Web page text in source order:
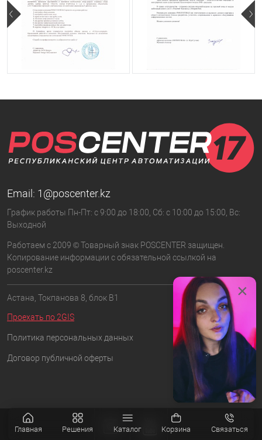
Email: 1@poscenter.kz
График работы Пн-Пт: с 9:00 до 18:00, Сб: с 10:00 до 15:00, Вс:
Выходной
Работаем с 2009 © Товарный знак POSCENTER защищен.
Копирование информации с обязательной ссылкой на
poscenter.kz
Астана, Токпанова 8, блок B1
Проехать по 2GIS
Политика персональных данных
Договор публичной оферты
×
Главная Решения Каталог Корзина Связаться